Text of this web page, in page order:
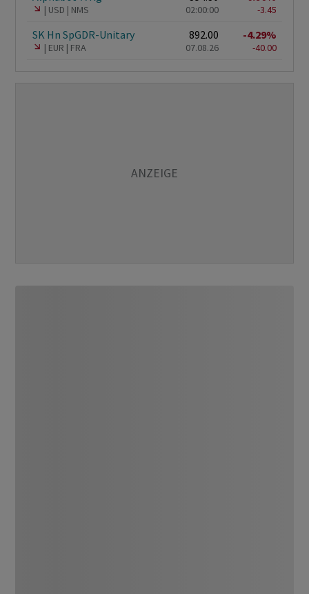
USD NMS 02:00:00 -3.45
SK Hn SpGDR-Unitary
EUR FRA
892.00
07.08.26
-4.29%
-40.00